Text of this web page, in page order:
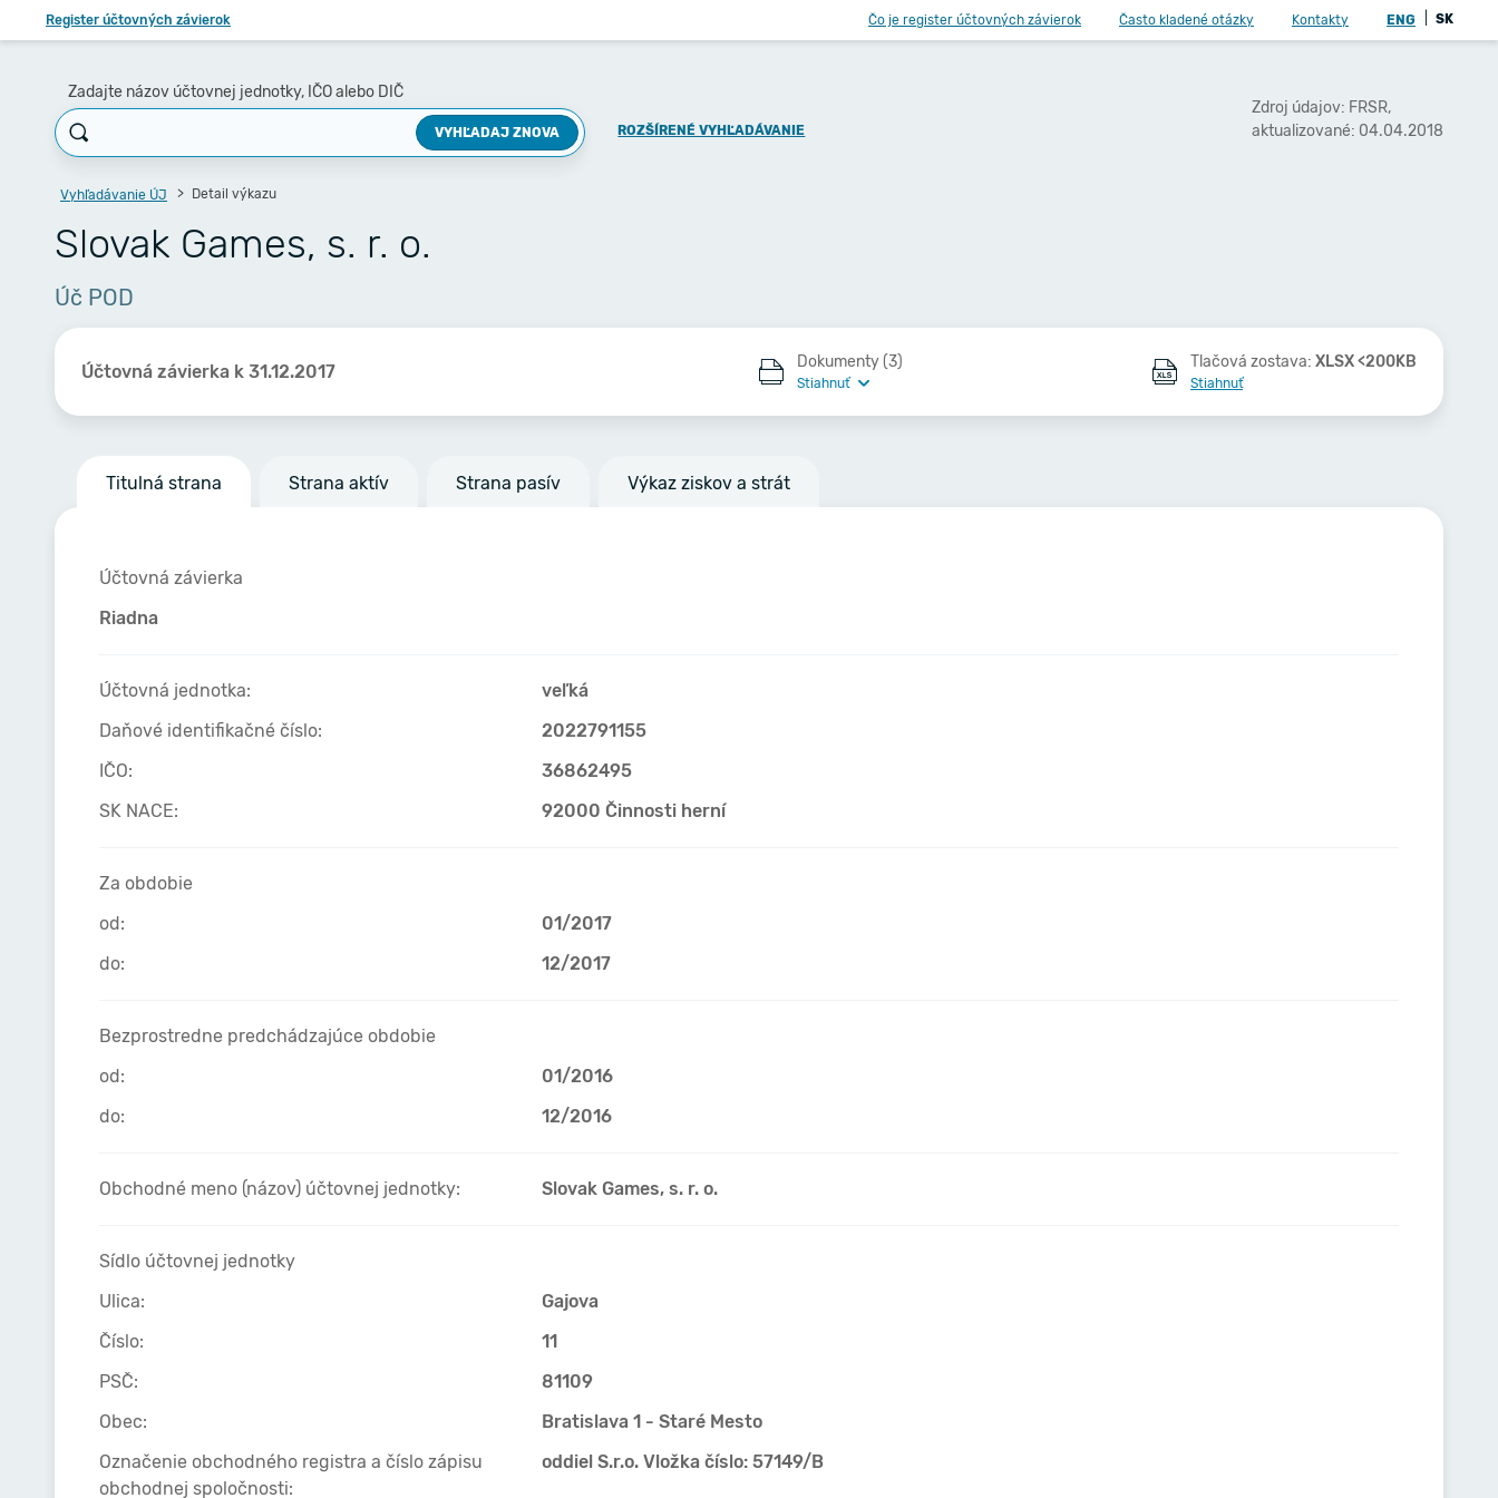
Register účtovných závierok Čo je register účtovných závierok Často kladené otázky Kontakty ENG SK
Zadajte názov účtovnej jednotky, IČO alebo DIČ
VYHĽADAJ ZNOVA ROZŠÍRENÉ VYHĽADÁVANIE
Zdroj údajov: FRSR,
aktualizované: 04.04.2018
Vyhľadávanie ÚJ Detail výkazu
Slovak Games, s. r. o.
Úč POD
Účtovná závierka k 31.12.2017 Dokumenty (3)
Stiahnuť
Tlačová zostava: XLSX <200KB
Stiahnuť
Titulná strana Strana aktív Strana pasív Výkaz ziskov a strát
Účtovná závierka
Riadna
Účtovná jednotka:
veľká
Daňové identifikačné číslo:
2022791155
IČO:
36862495
SK NACE:
92000 Činnosti herní
Za obdobie
od:
01/2017
do:
12/2017
Bezprostredne predchádzajúce obdobie
od:
01/2016
do:
12/2016
Obchodné meno (názov) účtovnej jednotky: Slovak Games, s. r. o.
Sídlo účtovnej jednotky
Ulica:
Gajova
Číslo:
11
PSČ:
81109
Obec:
Bratislava 1 - Staré Mesto
Označenie obchodného registra a číslo zápisu
obchodnej spoločnosti:
oddiel S.r.o. Vložka číslo: 57149/B